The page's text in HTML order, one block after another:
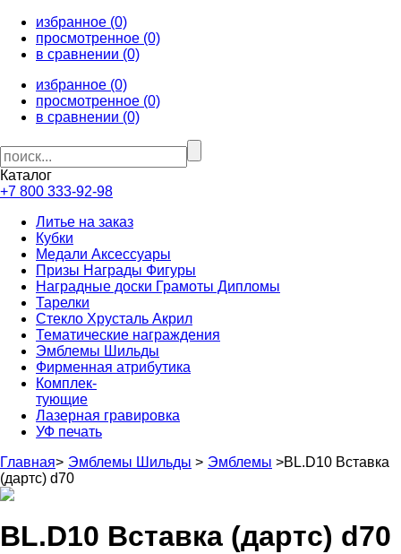
избранное (0)
просмотренное (0)
в сравнении (0)
избранное (0)
просмотренное (0)
в сравнении (0)
Каталог
+7 800 333-92-98
Литье на заказ
Кубки
Медали Аксессуары
Призы Награды Фигуры
Наградные доски Грамоты Дипломы
Тарелки
Стекло Хрусталь Акрил
Тематические награждения
Эмблемы Шильды
Фирменная атрибутика
Комплек-
тующие
Лазерная гравировка
УФ печать
Главная> Эмблемы Шильды > Эмблемы >BL.D10 Вставка
(дартс) d70
BL.D10 Вставка (дартс) d70